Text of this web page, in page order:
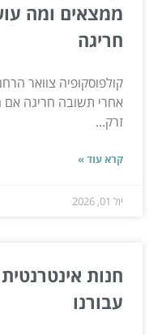
ממצאים ומה
חריגה
קולפוסקופיה צוואר
אחרי תשובה חריגה
זרק...
קרא עוד »
יול 01, 2026
חנות
עבורנו